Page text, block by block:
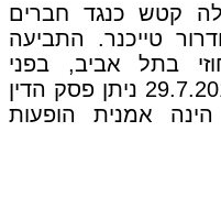
קטש כנגד חברים
טייכנר. התביעה
בתל אביב, בפני
השופט שאול שוחט. ביום 29.7.2014 ניתן פסק הדין
אמנית הופעות